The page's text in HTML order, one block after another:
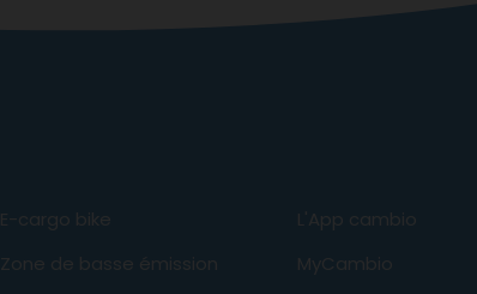
E-cargo bike
Zone de basse émission
L'App cambio
MyCambio